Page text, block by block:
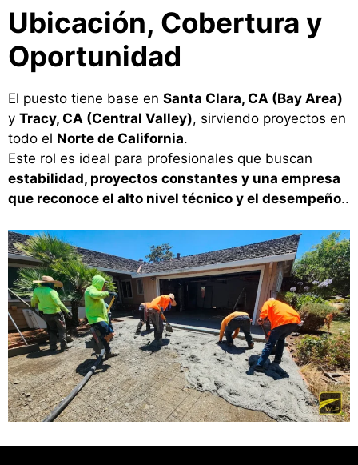
Ubicación, Cobertura y
Oportunidad
El puesto tiene base en Santa Clara, CA (Bay Area)
y Tracy, CA (Central Valley), sirviendo proyectos en
todo el Norte de California.
Este rol es ideal para profesionales que buscan
estabilidad, proyectos constantes y una empresa
que reconoce el alto nivel técnico y el desempeño..